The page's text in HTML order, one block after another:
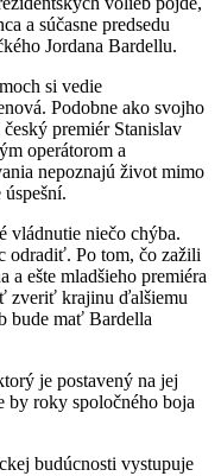
a súčasne predsedu
Jordana Bardellu.
si vedie
Podobne ako svojho
premiér Stanislav
operátorom a
nepoznajú život mimo
vládnutie niečo chýba.
odradiť. Po tom, čo zažili
a ešte mladšieho premiéra
zveriť krajinu ďalšiemu
bude mať Bardella
je postavený na jej
by roky spoločného boja
budúcnosti vystupuje